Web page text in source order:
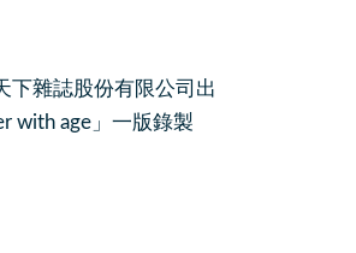
下雜誌股份有限公司出
with age」一版錄製